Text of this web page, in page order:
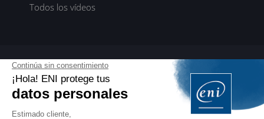
Todos los vídeos
ENI elearning
E-formaciones en 5 idiomas